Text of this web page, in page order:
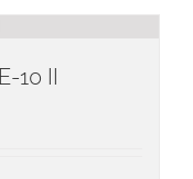
10 II